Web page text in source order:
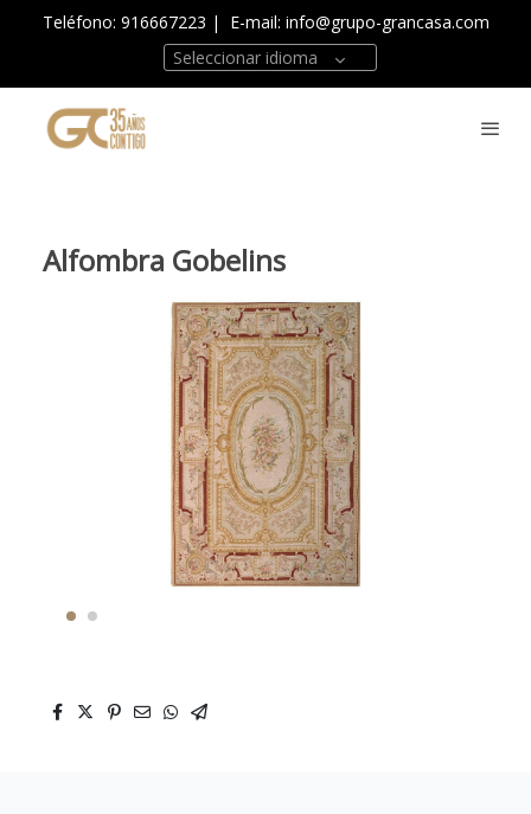
Teléfono: 916667223 | E-mail: info@grupo-grancasa.com
Seleccionar idioma
Alfombra Gobelins